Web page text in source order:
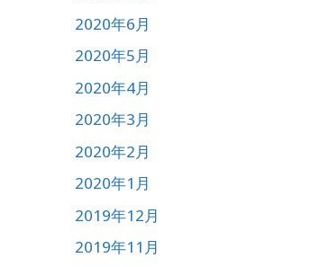
2020年6月
2020年5月
2020年4月
2020年3月
2020年2月
2020年1月
2019年12月
2019年11月